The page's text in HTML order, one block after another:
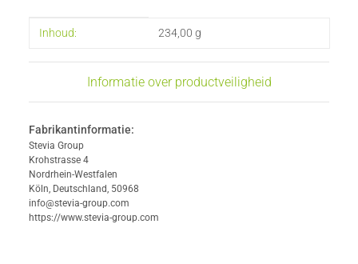
#productDetails.itemInformation#
#productDetails.itemValue#
Inhoud: 234,00 g
Informatie over productveiligheid
Fabrikantinformatie:
Stevia Group
Krohstrasse 4
Nordrhein-Westfalen
Köln, Deutschland, 50968
info@stevia-group.com
https://www.stevia-group.com